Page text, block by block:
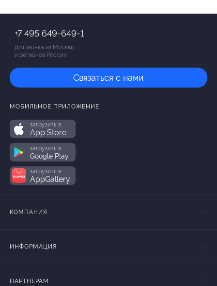
+7 495 649-649-1
Для звонка из Москвы
и регионов России
Связаться с нами
МОБИЛЬНОЕ ПРИЛОЖЕНИЕ
загрузить в
App Store
загрузить в
Google Play
загрузить в
AppGallery
КОМПАНИЯ
ИНФОРМАЦИЯ
ПАРТНЕРАМ